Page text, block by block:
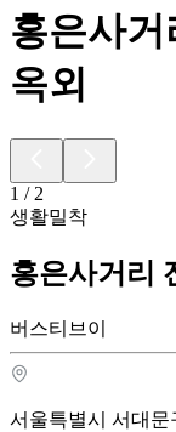
홍은사
옥외
1 / 2
생활밀착
홍은사거리
버스티브이
서울특별시 서대문